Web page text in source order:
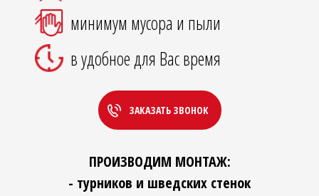
минимум мусора и пыли
в удобное для Вас время
ЗАКАЗАТЬ ЗВОНОК
ПРОИЗВОДИМ МОНТАЖ:
- турников и шведских стенок